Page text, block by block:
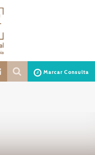
Marcar Consulta